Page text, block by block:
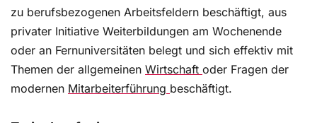
zu berufsbezogenen Arbeitsfeldern beschäftigt, aus
privater Initiative Weiterbildungen am Wochenende
oder an Fernuniversitäten belegt und sich effektiv mit
Themen der allgemeinen Wirtschaft oder Fragen der
modernen Mitarbeiterführung beschäftigt.